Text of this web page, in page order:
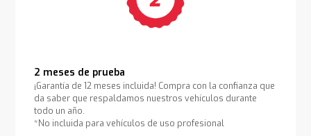
2 meses de prueba
¡Garantía de 12 meses incluida! Compra con la confianza que
da saber que respaldamos nuestros vehículos durante
todo un año.
*No incluida para vehículos de uso profesional